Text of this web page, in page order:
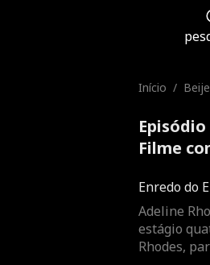
Início /
Filme
Enredo do
Adeline
estágio
Rhodes,